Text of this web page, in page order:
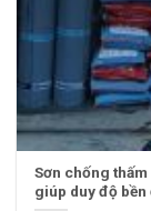
Sơn chống
giúp duy độ